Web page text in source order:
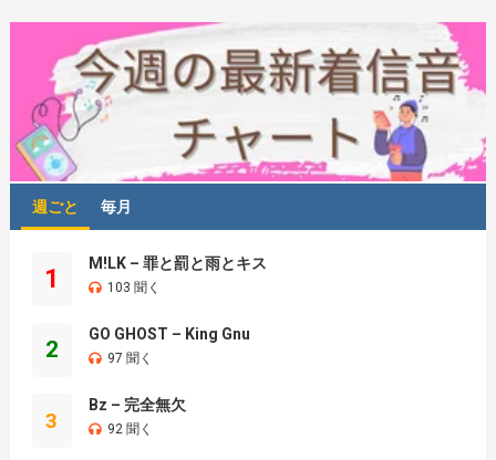
週ごと 毎月
1
M!LK – 罪と罰と雨とキス
103 聞く
2
GO GHOST – King Gnu
97 聞く
3
Bz – 完全無欠
92 聞く